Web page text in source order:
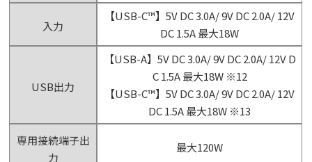
入力
【USB-C™】5V DC 3.0A/ 9V DC 2.0A/ 12V
DC 1.5A 最大18W
USB出力
【USB-A】5V DC 3.0A/ 9V DC 2.0A/ 12V D
C 1.5A 最大18W ※12
【USB-C™】5V DC 3.0A/ 9V DC 2.0A/ 12V
DC 1.5A 最大18W ※13
専用接続端子出
力
最大120W